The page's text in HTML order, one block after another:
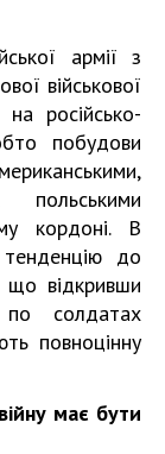
армії з
військової
російсько-
побудови
польськими
кордоні. В
до
що відкривши
по солдатах
повноцінну
має бути